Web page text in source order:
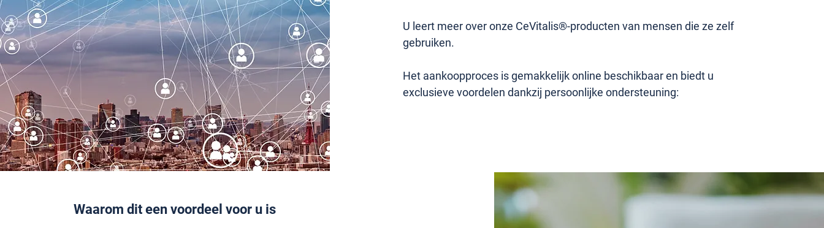
U leert meer over onze CeVitalis®-producten van mensen die ze zelf
gebruiken.
Het aankoopproces is gemakkelijk online beschikbaar en biedt u
exclusieve voordelen dankzij persoonlijke ondersteuning:
Waarom dit een voordeel voor u is